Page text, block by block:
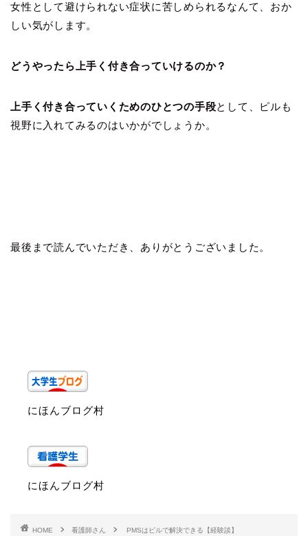
女性として避けられない症状に苦しめられるなんて、おか
しい気がします。
どうやったら上手く付き合っていけるのか？
上手く付き合っていくためのひとつの手段として、ピルも
視野に入れてみるのはいかがでしょうか。
最後まで読んでいただき、ありがとうございました。
にほんブログ村
にほんブログ村
HOME 看護師さん PMSはピルで解決できる【経験談】